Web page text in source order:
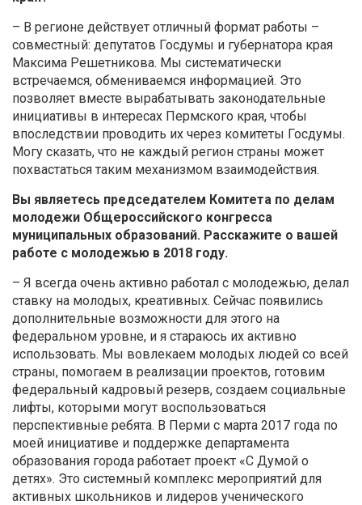
– В регионе действует отличный формат работы –
совместный: депутатов Госдумы и губернатора края
Максима Решетникова. Мы систематически
встречаемся, обмениваемся информацией. Это
позволяет вместе вырабатывать законодательные
инициативы в интересах Пермского края, чтобы
впоследствии проводить их через комитеты Госдумы.
Могу сказать, что не каждый регион страны может
похвастаться таким механизмом взаимодействия.
Вы являетесь председателем Комитета по делам
молодежи Общероссийского конгресса
муниципальных образований. Расскажите о вашей
работе с молодежью в 2018 году.
– Я всегда очень активно работал с молодежью, делал
ставку на молодых, креативных. Сейчас появились
дополнительные возможности для этого на
федеральном уровне, и я стараюсь их активно
использовать. Мы вовлекаем молодых людей со всей
страны, помогаем в реализации проектов, готовим
федеральный кадровый резерв, создаем социальные
лифты, которыми могут воспользоваться
перспективные ребята. В Перми с марта 2017 года по
моей инициативе и поддержке департамента
образования города работает проект «С Думой о
детях». Это системный комплекс мероприятий для
активных школьников и лидеров ученического